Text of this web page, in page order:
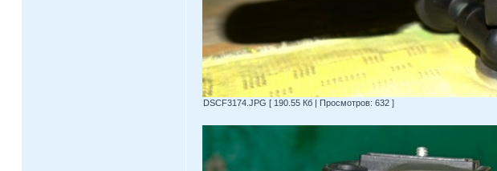
DSCF3174.JPG [ 190.55 Кб | Просмотров: 632 ]